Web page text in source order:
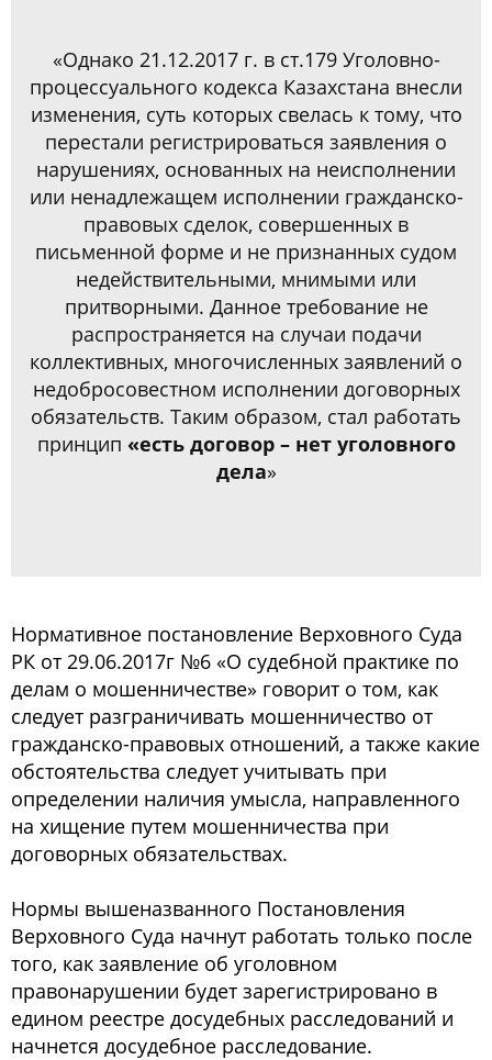
«Однако 21.12.2017 г. в ст.179 Уголовно-
процессуального кодекса Казахстана внесли
изменения, суть которых свелась к тому, что
перестали регистрироваться заявления о
нарушениях, основанных на неисполнении
или ненадлежащем исполнении гражданско-
правовых сделок, совершенных в
письменной форме и не признанных судом
недействительными, мнимыми или
притворными. Данное требование не
распространяется на случаи подачи
коллективных, многочисленных заявлений о
недобросовестном исполнении договорных
обязательств. Таким образом, стал работать
принцип «есть договор – нет уголовного
дела»
Нормативное постановление Верховного Суда
РК от 29.06.2017г №6 «О судебной практике по
делам о мошенничестве» говорит о том, как
следует разграничивать мошенничество от
гражданско-правовых отношений, а также какие
обстоятельства следует учитывать при
определении наличия умысла, направленного
на хищение путем мошенничества при
договорных обязательствах.
Нормы вышеназванного Постановления
Верховного Суда начнут работать только после
того, как заявление об уголовном
правонарушении будет зарегистрировано в
едином реестре досудебных расследований и
начнется досудебное расследование.